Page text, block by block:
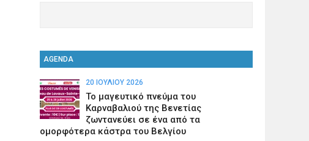
AGENDA
20 ΙΟΥΛΊΟΥ 2026
Το μαγευτικό πνεύμα του
Καρναβαλιού της Βενετίας
ζωντανεύει σε ένα από τα
ομορφότερα κάστρα του Βελγίου